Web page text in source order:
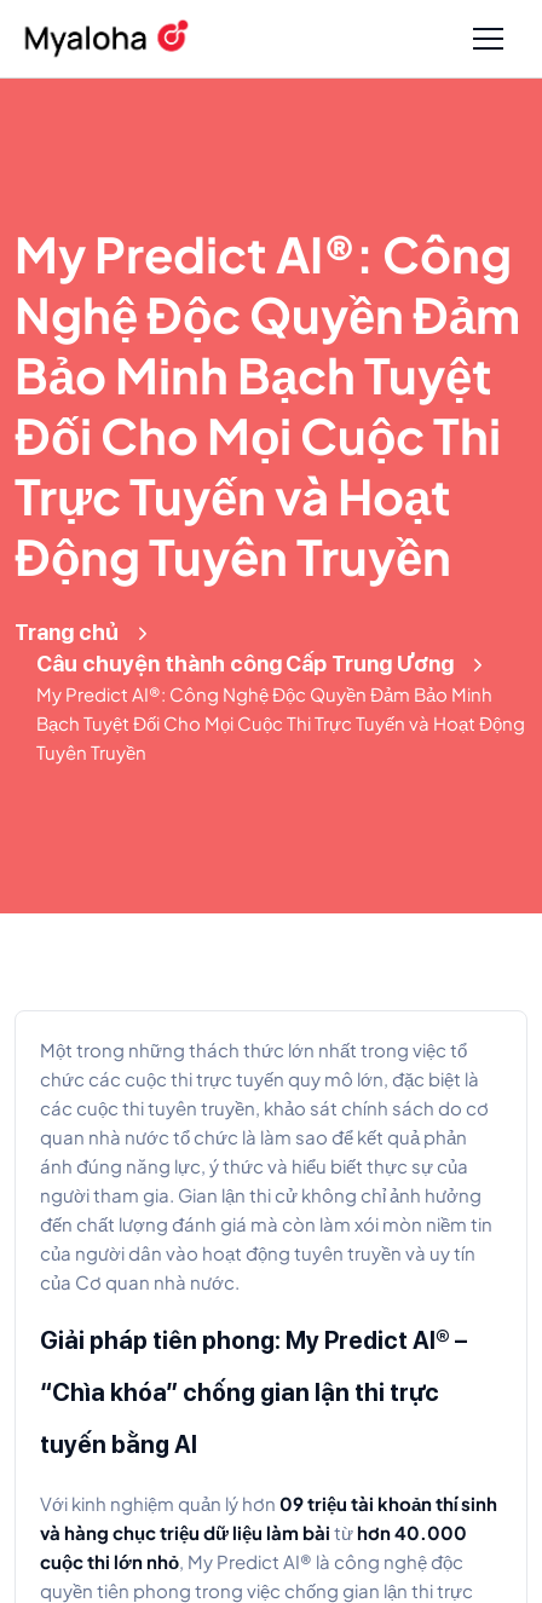
My Predict AI®: Công
Nghệ Độc Quyền Đảm
Bảo Minh Bạch Tuyệt
Đối Cho Mọi Cuộc Thi
Trực Tuyến và Hoạt
Động Tuyên Truyền
Trang chủ
Câu chuyện thành côngCấp Trung Ương
My Predict AI®: Công Nghệ Độc Quyền Đảm Bảo Minh
Bạch Tuyệt Đối Cho Mọi Cuộc Thi Trực Tuyến và Hoạt Động
Tuyên Truyền
Một trong những thách thức lớn nhất trong việc tổ
chức các cuộc thi trực tuyến quy mô lớn, đặc biệt là
các cuộc thi tuyên truyền, khảo sát chính sách do cơ
quan nhà nước tổ chức là làm sao để kết quả phản
ánh đúng năng lực, ý thức và hiểu biết thực sự của
người tham gia. Gian lận thi cử không chỉ ảnh hưởng
đến chất lượng đánh giá mà còn làm xói mòn niềm tin
của người dân vào hoạt động tuyên truyền và uy tín
của Cơ quan nhà nước.
Giải pháp tiên phong: My Predict AI® –
“Chìa khóa” chống gian lận thi trực
tuyến bằng AI
Với kinh nghiệm quản lý hơn 09 triệu tài khoản thí sinh
và hàng chục triệu dữ liệu làm bài từhơn 40.000
cuộc thi lớn nhỏ , My Predict AI® là công nghệ độc
quyền tiên phong trong việc chống gian lận thi trực